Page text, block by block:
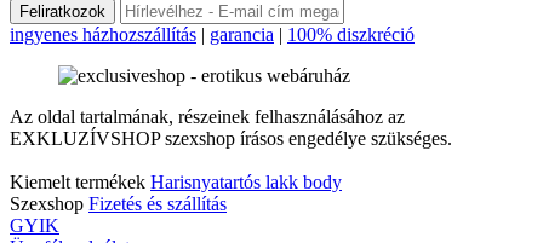
ingyenes házhozszállítás | garancia | 100% diszkréció
Az oldal tartalmának, részeinek felhasználásához az
EXKLUZÍVSHOP szexshop írásos engedélye szükséges.
Kiemelt termékek Harisnyatartós lakk body
Szexshop Fizetés és szállítás
GYIK